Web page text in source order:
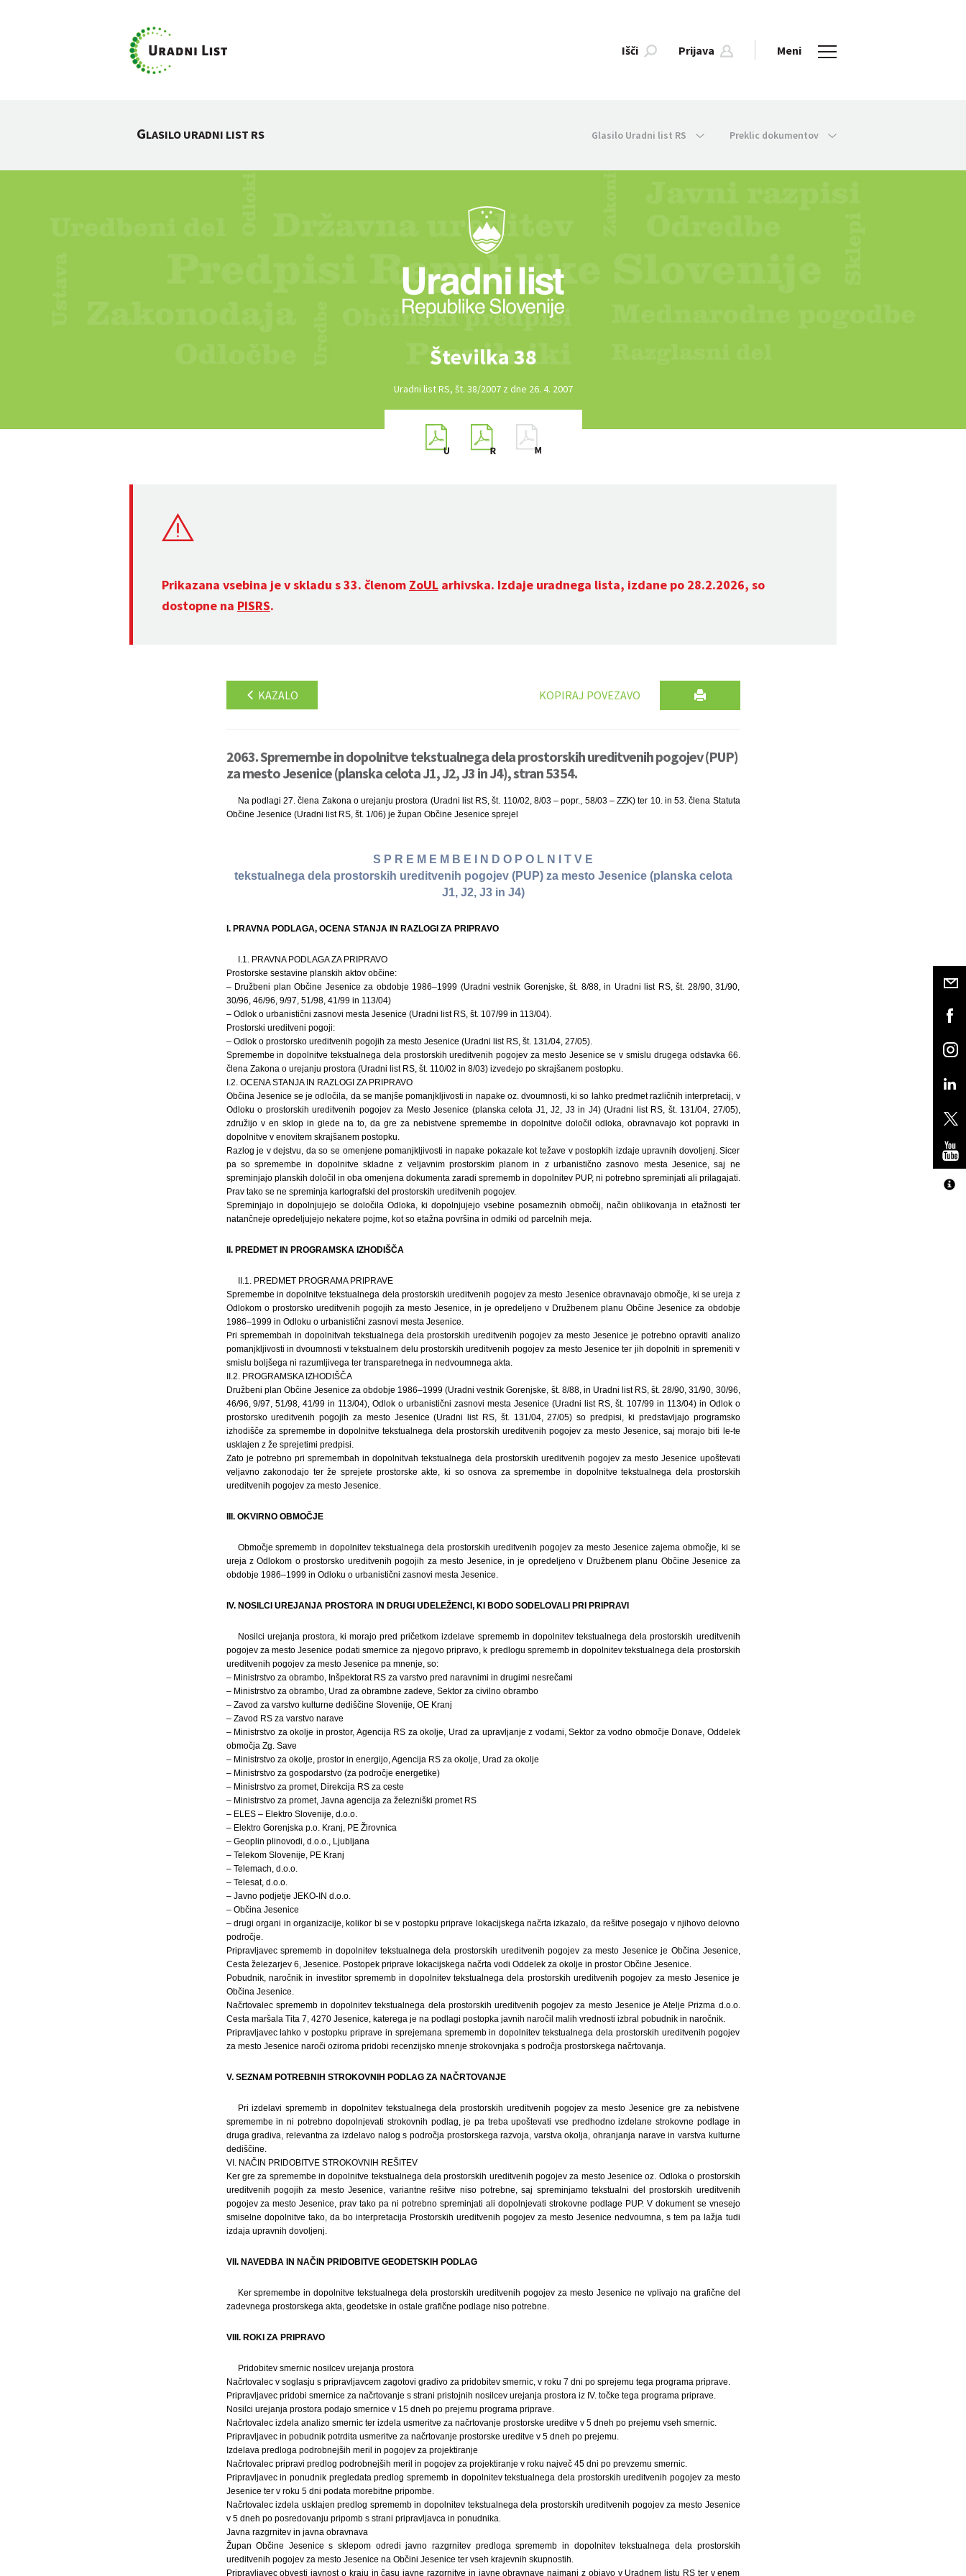
Išči Prijava Meni
GLASILO URADNI LIST RS Glasilo Uradni list RS Preklic dokumentov
Številka 38
Uradni list RS, št. 38/2007 z dne 26. 4. 2007
Prikazana vsebina je v skladu s 33. členom ZoUL arhivska. Izdaje uradnega lista, izdane po 28.2.2026, so
dostopne na PISRS.
KAZALO KOPIRAJ POVEZAVO
2063. Spremembe in dopolnitve tekstualnega dela prostorskih ureditvenih pogojev (PUP)
za mesto Jesenice (planska celota J1, J2, J3 in J4), stran 5354.
Na podlagi 27. člena Zakona o urejanju prostora (Uradni list RS, št. 110/02, 8/03 – popr., 58/03 – ZZK) ter 10. in 53. člena Statuta
Občine Jesenice (Uradni list RS, št. 1/06) je župan Občine Jesenice sprejel
S P R E M E M B E I N D O P O L N I T V E
tekstualnega dela prostorskih ureditvenih pogojev (PUP) za mesto Jesenice (planska celota
J1, J2, J3 in J4)
I. PRAVNA PODLAGA, OCENA STANJA IN RAZLOGI ZA PRIPRAVO
I.1. PRAVNA PODLAGA ZA PRIPRAVO
Prostorske sestavine planskih aktov občine:
– Družbeni plan Občine Jesenice za obdobje 1986–1999 (Uradni vestnik Gorenjske, št. 8/88, in Uradni list RS, št. 28/90, 31/90,
30/96, 46/96, 9/97, 51/98, 41/99 in 113/04)
– Odlok o urbanistični zasnovi mesta Jesenice (Uradni list RS, št. 107/99 in 113/04).
Prostorski ureditveni pogoji:
– Odlok o prostorsko ureditvenih pogojih za mesto Jesenice (Uradni list RS, št. 131/04, 27/05).
Spremembe in dopolnitve tekstualnega dela prostorskih ureditvenih pogojev za mesto Jesenice se v smislu drugega odstavka 66.
člena Zakona o urejanju prostora (Uradni list RS, št. 110/02 in 8/03) izvedejo po skrajšanem postopku.
I.2. OCENA STANJA IN RAZLOGI ZA PRIPRAVO
Občina Jesenice se je odločila, da se manjše pomanjkljivosti in napake oz. dvoumnosti, ki so lahko predmet različnih interpretacij, v
Odloku o prostorskih ureditvenih pogojev za Mesto Jesenice (planska celota J1, J2, J3 in J4) (Uradni list RS, št. 131/04, 27/05),
združijo v en sklop in glede na to, da gre za nebistvene spremembe in dopolnitve določil odloka, obravnavajo kot popravki in
dopolnitve v enovitem skrajšanem postopku.
Razlog je v dejstvu, da so se omenjene pomanjkljivosti in napake pokazale kot težave v postopkih izdaje upravnih dovoljenj. Sicer
pa so spremembe in dopolnitve skladne z veljavnim prostorskim planom in z urbanistično zasnovo mesta Jesenice, saj ne
spreminjajo planskih določil in oba omenjena dokumenta zaradi sprememb in dopolnitev PUP, ni potrebno spreminjati ali prilagajati.
Prav tako se ne spreminja kartografski del prostorskih ureditvenih pogojev.
Spreminjajo in dopolnjujejo se določila Odloka, ki dopolnjujejo vsebine posameznih območij, način oblikovanja in etažnosti ter
natančneje opredeljujejo nekatere pojme, kot so etažna površina in odmiki od parcelnih meja.
II. PREDMET IN PROGRAMSKA IZHODIŠČA
II.1. PREDMET PROGRAMA PRIPRAVE
Spremembe in dopolnitve tekstualnega dela prostorskih ureditvenih pogojev za mesto Jesenice obravnavajo območje, ki se ureja z
Odlokom o prostorsko ureditvenih pogojih za mesto Jesenice, in je opredeljeno v Družbenem planu Občine Jesenice za obdobje
1986–1999 in Odloku o urbanistični zasnovi mesta Jesenice.
Pri spremembah in dopolnitvah tekstualnega dela prostorskih ureditvenih pogojev za mesto Jesenice je potrebno opraviti analizo
pomanjkljivosti in dvoumnosti v tekstualnem delu prostorskih ureditvenih pogojev za mesto Jesenice ter jih dopolniti in spremeniti v
smislu boljšega ni razumljivega ter transparetnega in nedvoumnega akta.
II.2. PROGRAMSKA IZHODIŠČA
Družbeni plan Občine Jesenice za obdobje 1986–1999 (Uradni vestnik Gorenjske, št. 8/88, in Uradni list RS, št. 28/90, 31/90, 30/96,
46/96, 9/97, 51/98, 41/99 in 113/04), Odlok o urbanistični zasnovi mesta Jesenice (Uradni list RS, št. 107/99 in 113/04) in Odlok o
prostorsko ureditvenih pogojih za mesto Jesenice (Uradni list RS, št. 131/04, 27/05) so predpisi, ki predstavljajo programsko
izhodišče za spremembe in dopolnitve tekstualnega dela prostorskih ureditvenih pogojev za mesto Jesenice, saj morajo biti le-te
usklajen z že sprejetimi predpisi.
Zato je potrebno pri spremembah in dopolnitvah tekstualnega dela prostorskih ureditvenih pogojev za mesto Jesenice upoštevati
veljavno zakonodajo ter že sprejete prostorske akte, ki so osnova za spremembe in dopolnitve tekstualnega dela prostorskih
ureditvenih pogojev za mesto Jesenice.
III. OKVIRNO OBMOČJE
Območje sprememb in dopolnitev tekstualnega dela prostorskih ureditvenih pogojev za mesto Jesenice zajema območje, ki se
ureja z Odlokom o prostorsko ureditvenih pogojih za mesto Jesenice, in je opredeljeno v Družbenem planu Občine Jesenice za
obdobje 1986–1999 in Odloku o urbanistični zasnovi mesta Jesenice.
IV. NOSILCI UREJANJA PROSTORA IN DRUGI UDELEŽENCI, KI BODO SODELOVALI PRI PRIPRAVI
Nosilci urejanja prostora, ki morajo pred pričetkom izdelave sprememb in dopolnitev tekstualnega dela prostorskih ureditvenih
pogojev za mesto Jesenice podati smernice za njegovo pripravo, k predlogu sprememb in dopolnitev tekstualnega dela prostorskih
ureditvenih pogojev za mesto Jesenice pa mnenje, so:
– Ministrstvo za obrambo, Inšpektorat RS za varstvo pred naravnimi in drugimi nesrečami
– Ministrstvo za obrambo, Urad za obrambne zadeve, Sektor za civilno obrambo
– Zavod za varstvo kulturne dediščine Slovenije, OE Kranj
– Zavod RS za varstvo narave
– Ministrstvo za okolje in prostor, Agencija RS za okolje, Urad za upravljanje z vodami, Sektor za vodno območje Donave, Oddelek
območja Zg. Save
– Ministrstvo za okolje, prostor in energijo, Agencija RS za okolje, Urad za okolje
– Ministrstvo za gospodarstvo (za področje energetike)
– Ministrstvo za promet, Direkcija RS za ceste
– Ministrstvo za promet, Javna agencija za železniški promet RS
– ELES – Elektro Slovenije, d.o.o.
– Elektro Gorenjska p.o. Kranj, PE Žirovnica
– Geoplin plinovodi, d.o.o., Ljubljana
– Telekom Slovenije, PE Kranj
– Telemach, d.o.o.
– Telesat, d.o.o.
– Javno podjetje JEKO-IN d.o.o.
– Občina Jesenice
– drugi organi in organizacije, kolikor bi se v postopku priprave lokacijskega načrta izkazalo, da rešitve posegajo v njihovo delovno
področje.
Pripravljavec sprememb in dopolnitev tekstualnega dela prostorskih ureditvenih pogojev za mesto Jesenice je Občina Jesenice,
Cesta železarjev 6, Jesenice. Postopek priprave lokacijskega načrta vodi Oddelek za okolje in prostor Občine Jesenice.
Pobudnik, naročnik in investitor sprememb in dopolnitev tekstualnega dela prostorskih ureditvenih pogojev za mesto Jesenice je
Občina Jesenice.
Načrtovalec sprememb in dopolnitev tekstualnega dela prostorskih ureditvenih pogojev za mesto Jesenice je Atelje Prizma d.o.o.
Cesta maršala Tita 7, 4270 Jesenice, katerega je na podlagi postopka javnih naročil malih vrednosti izbral pobudnik in naročnik.
Pripravljavec lahko v postopku priprave in sprejemana sprememb in dopolnitev tekstualnega dela prostorskih ureditvenih pogojev
za mesto Jesenice naroči oziroma pridobi recenzijsko mnenje strokovnjaka s področja prostorskega načrtovanja.
V. SEZNAM POTREBNIH STROKOVNIH PODLAG ZA NAČRTOVANJE
Pri izdelavi sprememb in dopolnitev tekstualnega dela prostorskih ureditvenih pogojev za mesto Jesenice gre za nebistvene
spremembe in ni potrebno dopolnjevati strokovnih podlag, je pa treba upoštevati vse predhodno izdelane strokovne podlage in
druga gradiva, relevantna za izdelavo nalog s področja prostorskega razvoja, varstva okolja, ohranjanja narave in varstva kulturne
dediščine.
VI. NAČIN PRIDOBITVE STROKOVNIH REŠITEV
Ker gre za spremembe in dopolnitve tekstualnega dela prostorskih ureditvenih pogojev za mesto Jesenice oz. Odloka o prostorskih
ureditvenih pogojih za mesto Jesenice, variantne rešitve niso potrebne, saj spreminjamo tekstualni del prostorskih ureditvenih
pogojev za mesto Jesenice, prav tako pa ni potrebno spreminjati ali dopolnjevati strokovne podlage PUP. V dokument se vnesejo
smiselne dopolnitve tako, da bo interpretacija Prostorskih ureditvenih pogojev za mesto Jesenice nedvoumna, s tem pa lažja tudi
izdaja upravnih dovoljenj.
VII. NAVEDBA IN NAČIN PRIDOBITVE GEODETSKIH PODLAG
Ker spremembe in dopolnitve tekstualnega dela prostorskih ureditvenih pogojev za mesto Jesenice ne vplivajo na grafične del
zadevnega prostorskega akta, geodetske in ostale grafične podlage niso potrebne.
VIII. ROKI ZA PRIPRAVO
Pridobitev smernic nosilcev urejanja prostora
Načrtovalec v soglasju s pripravljavcem zagotovi gradivo za pridobitev smernic, v roku 7 dni po sprejemu tega programa priprave.
Pripravljavec pridobi smernice za načrtovanje s strani pristojnih nosilcev urejanja prostora iz IV. točke tega programa priprave.
Nosilci urejanja prostora podajo smernice v 15 dneh po prejemu programa priprave.
Načrtovalec izdela analizo smernic ter izdela usmeritve za načrtovanje prostorske ureditve v 5 dneh po prejemu vseh smernic.
Pripravljavec in pobudnik potrdita usmeritve za načrtovanje prostorske ureditve v 5 dneh po prejemu.
Izdelava predloga podrobnejših meril in pogojev za projektiranje
Načrtovalec pripravi predlog podrobnejših meril in pogojev za projektiranje v roku največ 45 dni po prevzemu smernic.
Pripravljavec in ponudnik pregledata predlog sprememb in dopolnitev tekstualnega dela prostorskih ureditvenih pogojev za mesto
Jesenice ter v roku 5 dni podata morebitne pripombe.
Načrtovalec izdela usklajen predlog sprememb in dopolnitev tekstualnega dela prostorskih ureditvenih pogojev za mesto Jesenice
v 5 dneh po posredovanju pripomb s strani pripravljavca in ponudnika.
Javna razgrnitev in javna obravnava
Župan Občine Jesenice s sklepom odredi javno razgrnitev predloga sprememb in dopolnitev tekstualnega dela prostorskih
ureditvenih pogojev za mesto Jesenice na Občini Jesenice ter vseh krajevnih skupnostih.
Pripravljavec obvesti javnost o kraju in času javne razgrnitve in javne obravnave najmanj z objavo v Uradnem listu RS ter v enem